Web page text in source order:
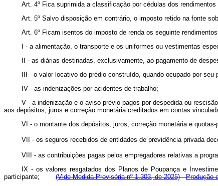
Art. 4º Fica suprimida a classificação por cédulas dos
Art. 5º Salvo disposição em contrário, o imposto retido na fonte
Art. 6º Ficam isentos do imposto de renda os seguinte
I - a alimentação, o transporte e os uniformes ou vestimentas
II - as diárias destinadas, exclusivamente, ao pagamento de
III - o valor locativo do prédio construído, quando ocupado por
IV - as indenizações por acidentes de trabalho;
V - a indenização e o aviso prévio pagos por despedida ou
aos depósitos, juros e correção monetária creditados em contas
VI - o montante dos depósitos, juros, correção monetária e
VII - os seguros recebidos de entidades de previdência
VIII - as contribuições pagas pelos empregadores relativas a
IX - os valores resgatados dos Planos de Poupança e
participante; (Vide Medida Provisória nº 1.303, de 2025) Produção